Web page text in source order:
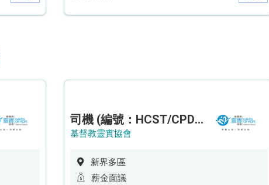
司機 (編號：HCST/CPD/CTE)
基督教靈實協會
新界多區
薪金面議